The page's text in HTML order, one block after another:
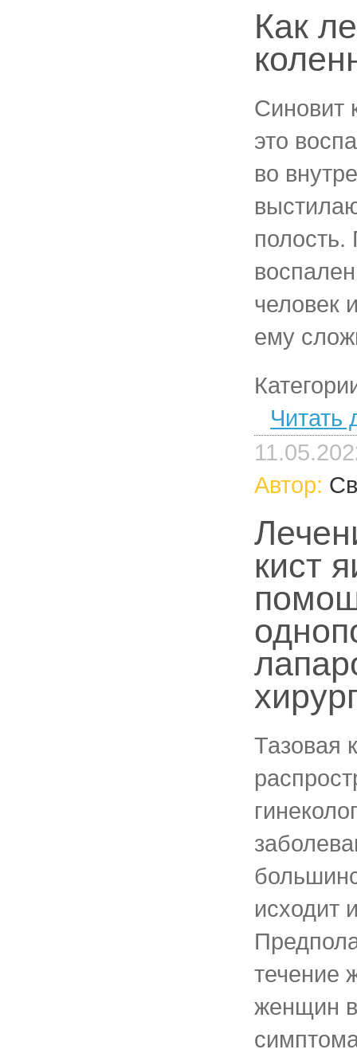
Как
Синовит
это
во
полость.
человек
ему
Читать
Автор:
кист
Тазовая
исходит
течение
женщин